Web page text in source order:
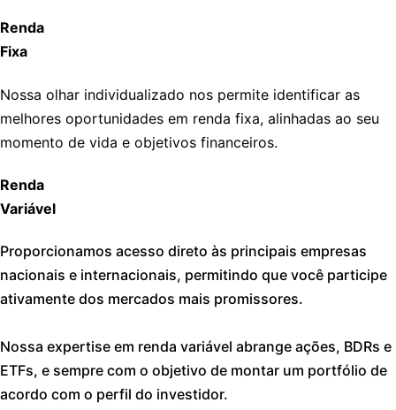
Renda
Fixa
Nossa olhar individualizado nos permite identificar as
melhores oportunidades em renda fixa, alinhadas ao seu
momento de vida e objetivos financeiros.
Renda
Variável
Proporcionamos acesso direto às principais empresas
nacionais e internacionais, permitindo que você participe
ativamente dos mercados mais promissores.
Nossa expertise em renda variável abrange ações, BDRs e
ETFs, e sempre com o objetivo de montar um portfólio de
acordo com o perfil do investidor.